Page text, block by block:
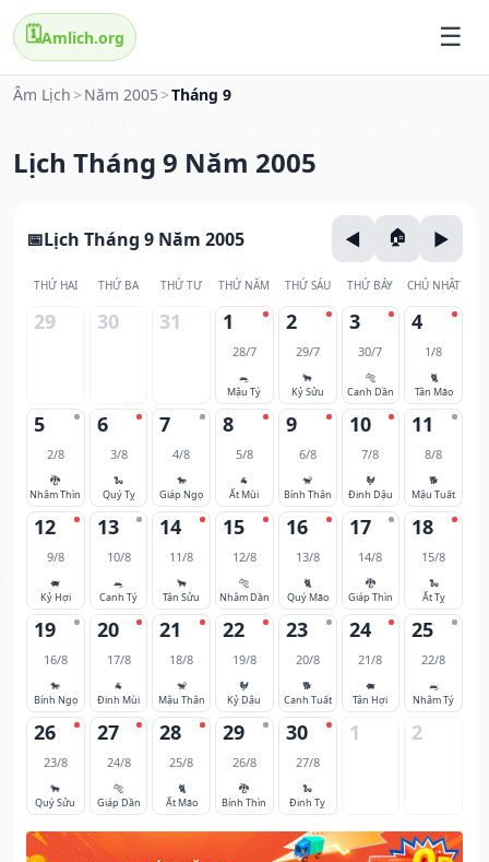
🗓️Amlich.org
Âm Lịch > Năm 2005 >Tháng 9
Lịch Tháng 9 Năm 2005
Lịch Tháng 9 Năm 2005
THỨ HAI THỨ BA THỨ TƯ THỨ NĂM THỨ SÁU THỨ BẢY CHỦ NHẬT
29 30 31 1
28/7
🐀
Mậu Tý
2
29/7
🐂
Kỷ Sửu
3
30/7
🐅
Canh Dần
4
1/8
🐈
Tân Mão
5
2/8
🐉
Nhâm Thìn
6
3/8
🐍
Quý Tỵ
7
4/8
🐎
Giáp Ngọ
8
5/8
🐐
Ất Mùi
9
6/8
🐒
Bính Thân
10
7/8
🐓
Đinh Dậu
11
8/8
🐕
Mậu Tuất
12
9/8
🐖
Kỷ Hợi
13
10/8
🐀
Canh Tý
14
11/8
🐂
Tân Sửu
15
12/8
🐅
Nhâm Dần
16
13/8
🐈
Quý Mão
17
14/8
🐉
Giáp Thìn
18
15/8
🐍
Ất Tỵ
19
16/8
🐎
Bính Ngọ
20
17/8
🐐
Đinh Mùi
21
18/8
🐒
Mậu Thân
22
19/8
🐓
Kỷ Dậu
23
20/8
🐕
Canh Tuất
24
21/8
🐖
Tân Hợi
25
22/8
🐀
Nhâm Tý
26
23/8
🐂
Quý Sửu
27
24/8
🐅
Giáp Dần
28
25/8
🐈
Ất Mão
29
26/8
🐉
Bính Thìn
30
27/8
🐍
Đinh Tỵ
1 2